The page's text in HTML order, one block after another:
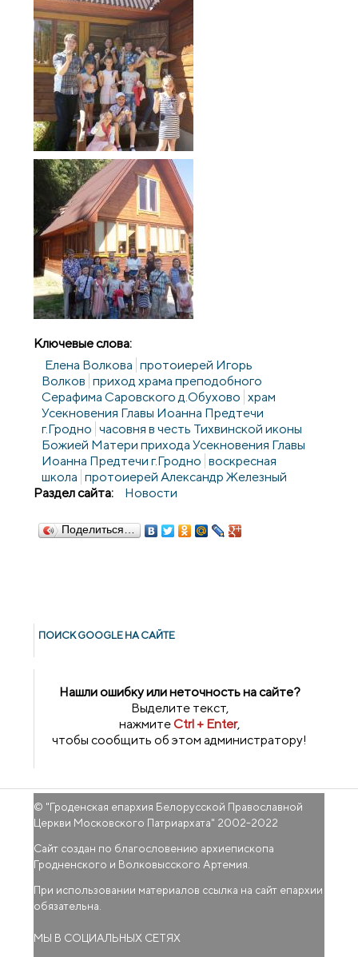
Ключевые слова:
Елена Волкова протоиерей Игорь
Волков приход храма преподобного
Серафима Саровского д.Обухово храм
Усекновения Главы Иоанна Предтечи
г.Гродно часовня в честь Тихвинской иконы
Божией Матери прихода Усекновения Главы
Иоанна Предтечи г.Гродно воскресная
школа протоиерей Александр Железный
Раздел сайта:
Новости
Поделиться…
ПОИСК GOОGLE НА САЙТЕ
Нашли ошибку или неточность на сайте?
Выделите текст,
нажмитеCtrl + Enter,
чтобы сообщить об этом администратору!
© "Гроденская епархия Белорусской Православной
Церкви Московского Патриархата" 2002-2022
Сайт создан по благословению архиепископа
Гродненского и Волковысского Артемия.
При использовании материалов ссылка на сайт епархии
обязательна.
МЫ В СОЦИАЛЬНЫХ СЕТЯХ